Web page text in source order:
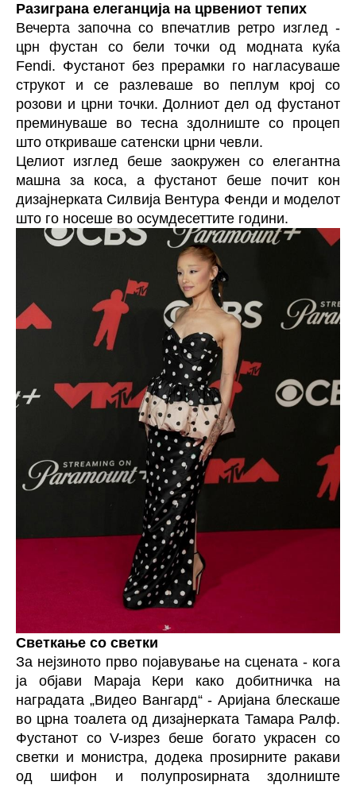
Разиграна елеганција на црвениот тепих
Вечерта започна со впечатлив ретро изглед -
црн фустан со бели точки од модната куќа
Fendi. Фустанот без прерамки го нагласуваше
струкот и се разлеваше во пеплум крој со
розови и црни точки. Долниот дел од фустанот
преминуваше во тесна здолниште со процеп
што откриваше сатенски црни чевли.
Целиот изглед беше заокружен со елегантна
машна за коса, а фустанот беше почит кон
дизајнерката Силвија Вентура Фенди и моделот
што го носеше во осумдесеттите години.
Светкање со светки
За нејзиното прво појавување на сцената - кога
ја објави Мараја Кери како добитничка на
наградата „Видео Вангард“ - Аријана блескаше
во црна тоалета од дизајнерката Тамара Ралф.
Фустанот со V-изрез беше богато украсен со
светки и монистра, додека проѕирните ракави
од шифон и полупроѕирната здолниште